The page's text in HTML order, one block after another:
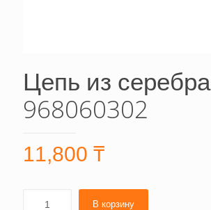
Цепь из серебра
968060302
11,800 ₸
В корзину